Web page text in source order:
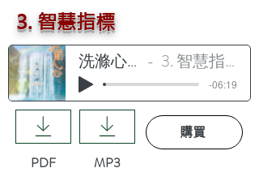
3. 智慧指標
洗滌心懷 3. 智慧指標
-06:19
購買
PDF MP3